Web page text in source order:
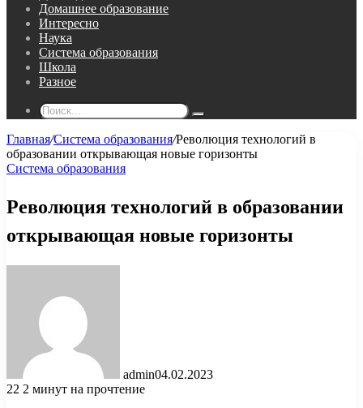
Домашнее образование
Интересно
Наука
Система образования
Школа
Разное
Поиск...
Главная/Система образования/Революция технологий в
образовании открывающая новые горизонты
Система образования
Революция технологий в образовании
открывающая новые горизонты
admin04.02.2023
22 2 минут на прочтение